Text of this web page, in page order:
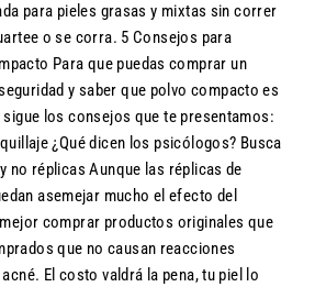
para pieles grasas y mixtas sin correr
o se corra. 5 Consejos para
Para que puedas comprar un
y saber que polvo compacto es
sigue los consejos que te presentamos:
¿Qué dicen los psicólogos? Busca
no réplicas Aunque las réplicas de
asemejar mucho el efecto del
mejor comprar productos originales que
que no causan reacciones
El costo valdrá la pena, tu piel lo